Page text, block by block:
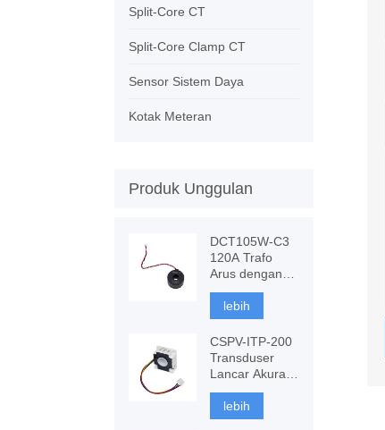
Split-Core CT
Split-Core Clamp CT
Sensor Sistem Daya
Kotak Meteran
Produk Unggulan
DCT105W-C3
120A Trafo
Arus dengan
Kekebalan DC,
Pengukuran
CT
lebih
CSPV-ITP-200
Transduser
Lancar Akurasi
Tinggi,
Fluxgate
berbasis
lebih